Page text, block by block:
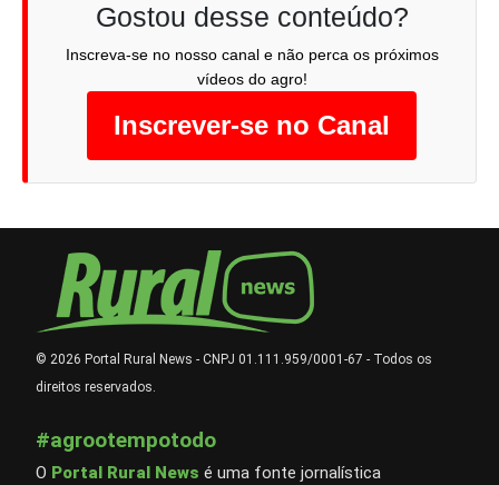
Gostou desse conteúdo?
Inscreva-se no nosso canal e não perca os próximos
vídeos do agro!
Inscrever-se no Canal
© 2026 Portal Rural News - CNPJ 01.111.959/0001-67 - Todos os
direitos reservados.
#agrootempotodo
O Portal Rural News é uma fonte jornalística